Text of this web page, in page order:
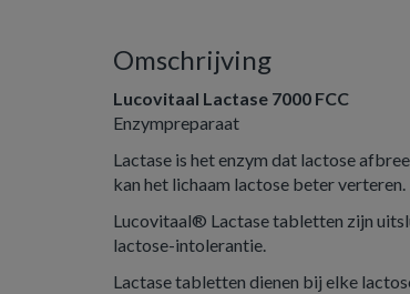
Omschrijving
Lucovitaal Lactase 7000 FCC
Enzympreparaat
Lactase is het enzym dat lactose
kan het lichaam lactose beter verteren.
Lucovitaal® Lactase tabletten zijn
lactose-intolerantie.
Lactase tabletten dienen bij elke